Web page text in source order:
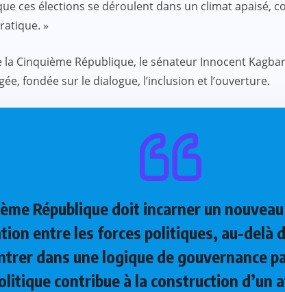
ces élections se déroulent dans un climat apaisé,
»
la Cinquième République, le sénateur Innocent
fondée sur le dialogue, l’inclusion et l’ouverture.
République doit incarner un
entre les forces politiques, au-delà
dans une logique de gouvernance
contribue à la construction d’un
CULTURE SPORT
: Une présence
Lidi Bessi Kama
ACTUALITE
4e édition du
la